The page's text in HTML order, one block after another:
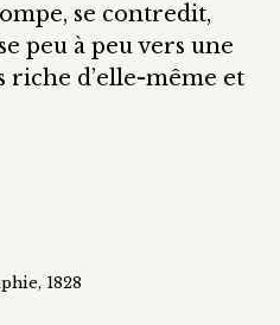
se contredit,
peu à peu vers une
riche d’elle-même et
1828